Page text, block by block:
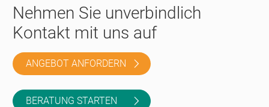
Nehmen Sie unverbindlich
Kontakt mit uns auf
ANGEBOT ANFORDERN
BERATUNG STARTEN